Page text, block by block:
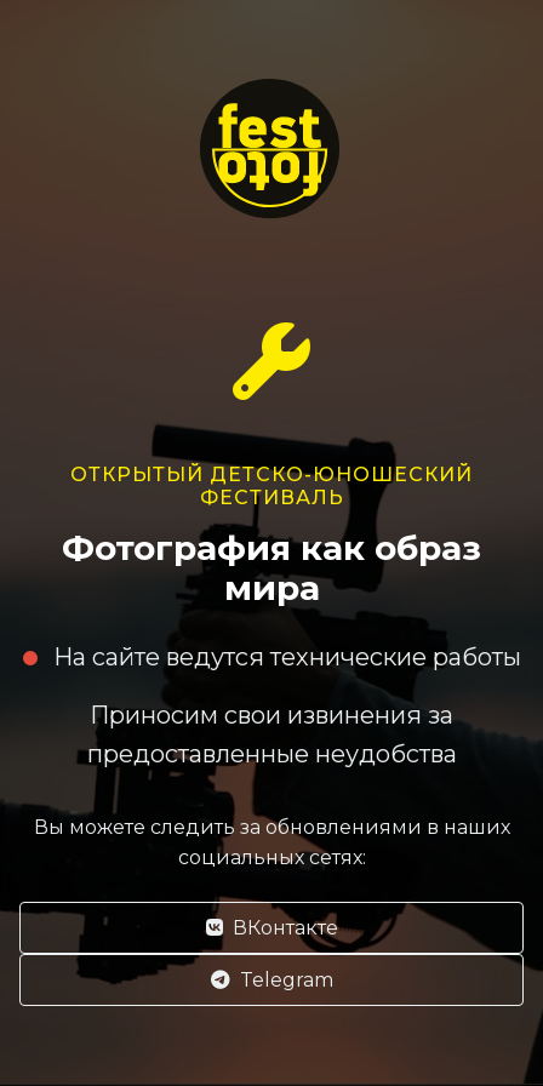
ОТКРЫТЫЙ ДЕТСКО-ЮНОШЕСКИЙ
ФЕСТИВАЛЬ
Фотография как образ
мира
На сайте ведутся технические работы
Приносим свои извинения за
предоставленные неудобства
Вы можете следить за обновлениями в наших
социальных сетях:
ВКонтакте
Telegram